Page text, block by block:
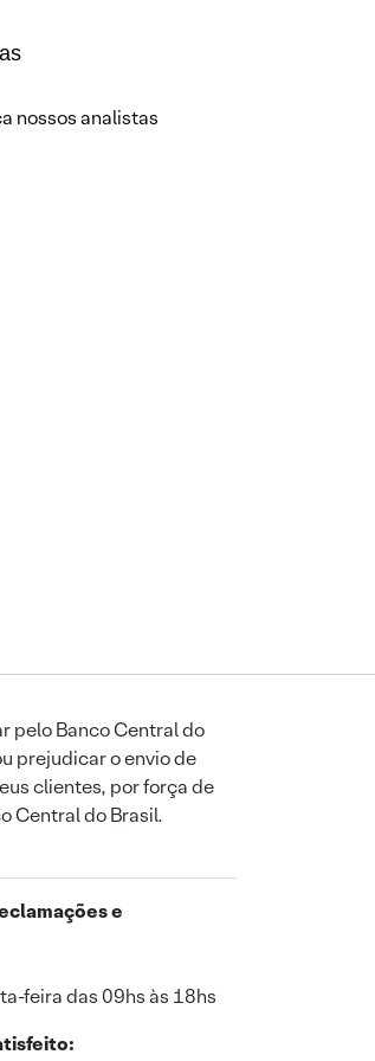
nossos analistas
pelo Banco Central do
prejudicar o envio de
clientes, por força de
Central do Brasil.
e
feira das 09hs às 18hs